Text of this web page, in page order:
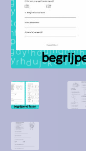
Contact
Homepagina
Mijn account
Privacy Policy
Winkel